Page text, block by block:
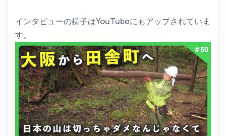
インタビューの様子はYouTubeにもアップされていま
す。